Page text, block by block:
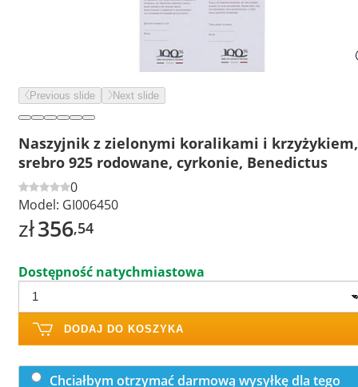
Previous slide Next slide
Naszyjnik z zielonymi koralikami i krzyżykiem,
srebro 925 rodowane, cyrkonie, Benedictus
0
Model: GI006450
zł356,54
Dostępność natychmiastowa
DODAJ DO KOSZYKA
Chciałbym otrzymać darmową wysyłkę dla tego